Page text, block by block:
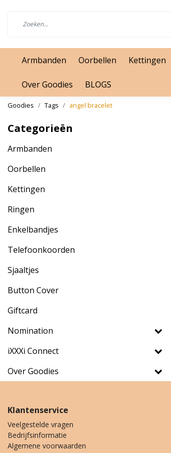
Armbanden Oorbellen Kettingen
Over Goodies BLOGS
Goodies Tags angel bracelet
Categorieën
Armbanden
Oorbellen
Kettingen
Ringen
Enkelbandjes
Telefoonkoorden
Sjaaltjes
Button Cover
Giftcard
Nomination
iXXXi Connect
Over Goodies
Klantenservice
Veelgestelde vragen
Bedrijfsinformatie
Algemene voorwaarden